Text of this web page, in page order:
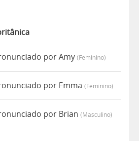
por Amy (feminino)
por Emma (feminino)
por Brian (masculino)